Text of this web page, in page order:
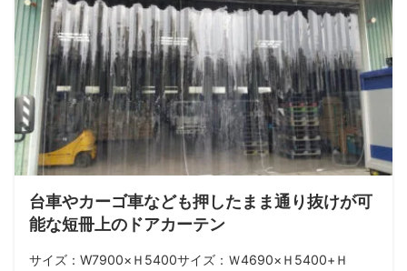
台車やカーゴ車なども押したまま通り抜けが可
能な短冊上のドアカーテン
サイズ：W7900×Ｈ5400サイズ：Ｗ4690×Ｈ5400+Ｈ